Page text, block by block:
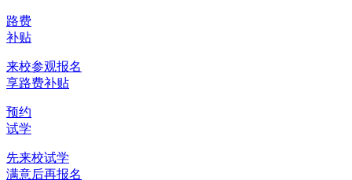
路费
补贴
来校参观报名
享路费补贴
预约
试学
先来校试学
满意后再报名